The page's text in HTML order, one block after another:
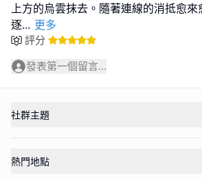
上方的烏雲抹去。隨著連線的消抵愈
逐... 更多
評分
發表第一個留言...
社群主題
熱門地點